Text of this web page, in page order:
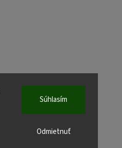
Odmietnuť
Súhlasím